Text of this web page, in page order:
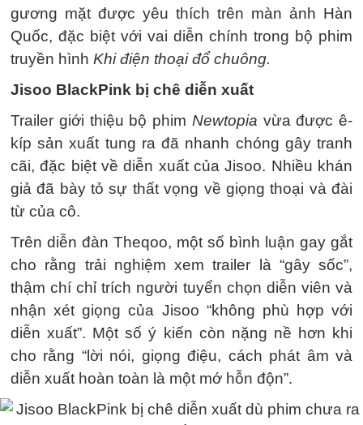
gương mặt được yêu thích trên màn ảnh Hàn
Quốc, đặc biệt với vai diễn chính trong bộ phim
truyền hình Khi điện thoại đổ chuông.
Jisoo BlackPink bị chê diễn xuất
Trailer giới thiệu bộ phim Newtopia vừa được ê-
kíp sản xuất tung ra đã nhanh chóng gây tranh
cãi, đặc biệt về diễn xuất của Jisoo. Nhiều khán
giả đã bày tỏ sự thất vọng về giọng thoại và đài
từ của cô.
Trên diễn đàn Theqoo, một số bình luận gay gắt
cho rằng trải nghiệm xem trailer là “gây sốc”,
thậm chí chỉ trích người tuyển chọn diễn viên và
nhận xét giọng của Jisoo “không phù hợp với
diễn xuất”. Một số ý kiến còn nặng nề hơn khi
cho rằng “lời nói, giọng điệu, cách phát âm và
diễn xuất hoàn toàn là một mớ hỗn độn”.